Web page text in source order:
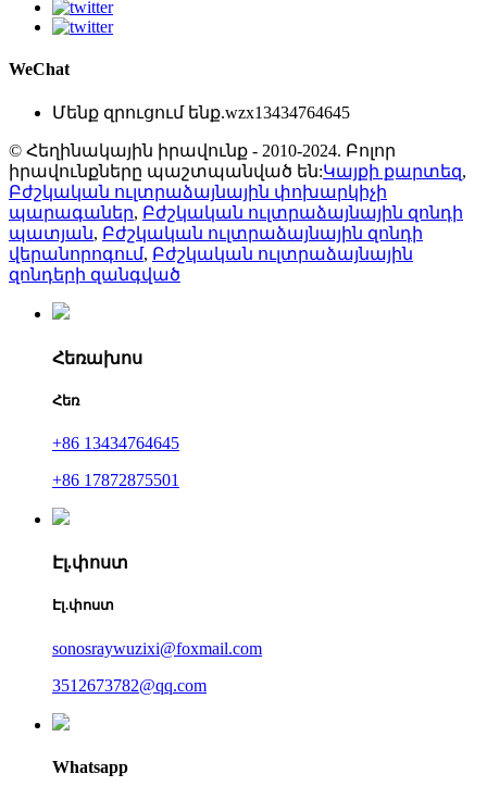
WeChat
Մենք զրուցում ենք.wzx13434764645
© Հեղինակային իրավունք - 2010-2024. Բոլոր
իրավունքները պաշտպանված են:Կայքի քարտեզ,
Բժշկական ուլտրաձայնային փոխարկիչի
պարագաներ, Բժշկական ուլտրաձայնային զոնդի
պատյան, Բժշկական ուլտրաձայնային զոնդի
վերանորոգում, Բժշկական ուլտրաձայնային
զոնդերի զանգված
Հեռախոս
Հեռ
+86 13434764645
+86 17872875501
Էլ.փոստ
Էլ.փոստ
sonosraywuzixi@foxmail.com
3512673782@qq.com
Whatsapp